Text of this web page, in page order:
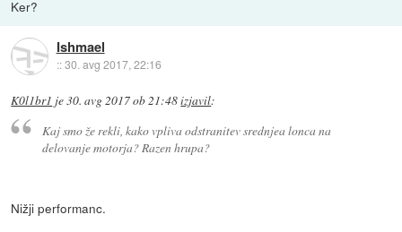
Ker?
Ishmael
::30. avg 2017, 22:16
K0l1br1 je30. avg 2017 ob 21:48izjavil:
Kaj smo že rekli, kako vpliva odstranitev srednjea lonca na
delovanje motorja? Razen hrupa?
Nižji performanc.